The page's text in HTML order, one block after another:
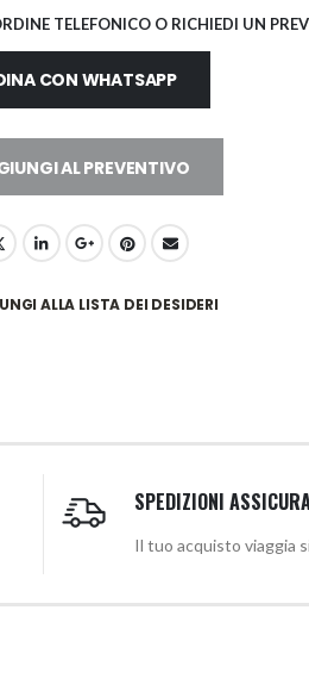
TELEFONICO O RICHIEDI UN
CON WHATSAPP
AL PREVENTIVO
ALLA LISTA DEI DESIDERI
SPEDIZIONI
Il tuo acquisto viaggia